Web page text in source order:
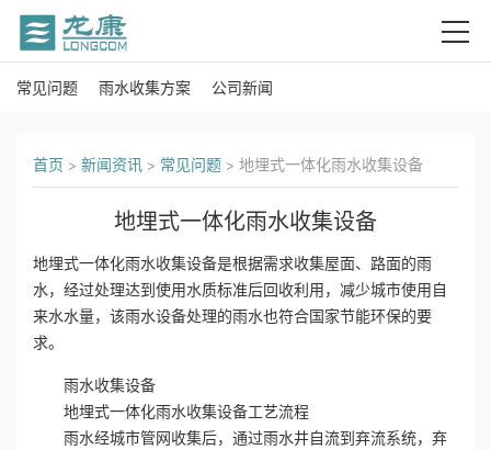
首
关
我
常见问题 雨水收集方案 公司新闻
首页 > 新闻资讯 > 常见问题 > 地埋式一体化雨水收集设备
地埋式一体化雨水收集设备
地埋式一体化雨水收集设备是根据需求收集屋面、路面的雨
水，经过处理达到使用水质标准后回收利用，减少城市使用自
来水水量，该雨水设备处理的雨水也符合国家节能环保的要
求。
雨水收集设备
地埋式一体化雨水收集设备工艺流程
雨水经城市管网收集后，通过雨水井自流到弃流系统，弃